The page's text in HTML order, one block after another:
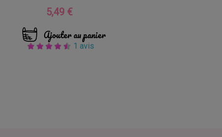
Prix
5,49 €
Ajouter au panier
1 avis